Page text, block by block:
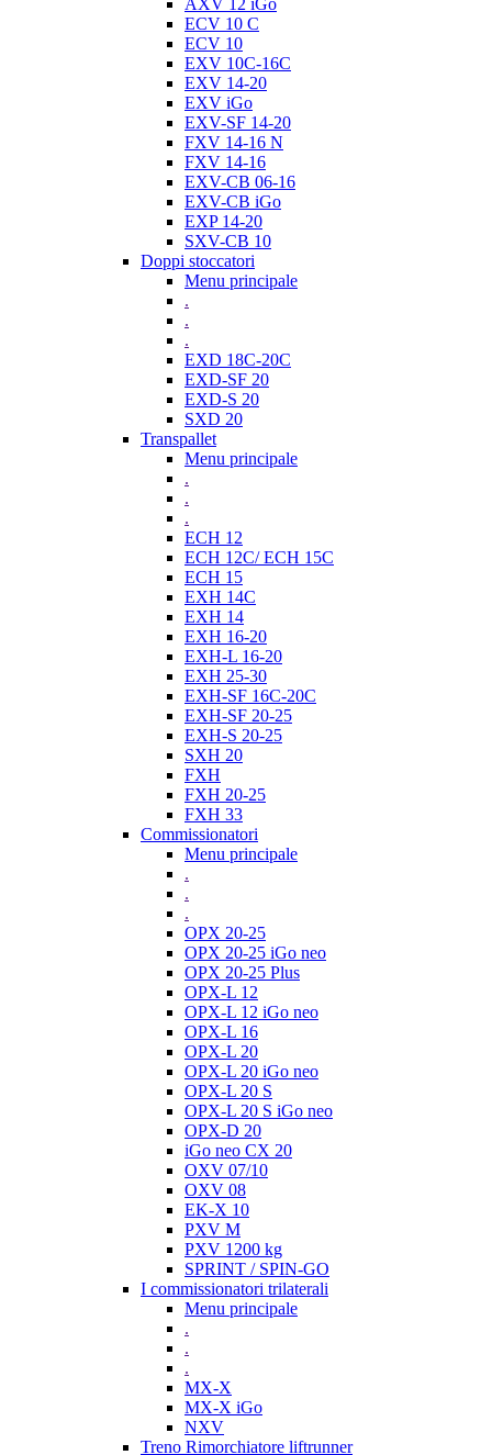
AXV 12 iGo
ECV 10 C
ECV 10
EXV 10C-16C
EXV 14-20
EXV iGo
EXV-SF 14-20
FXV 14-16 N
FXV 14-16
EXV-CB 06-16
EXV-CB iGo
EXP 14-20
SXV-CB 10
Doppi stoccatori
Menu principale
.
.
.
EXD 18C-20C
EXD-SF 20
EXD-S 20
SXD 20
Transpallet
Menu principale
.
.
.
ECH 12
ECH 12C/ ECH 15C
ECH 15
EXH 14C
EXH 14
EXH 16-20
EXH-L 16-20
EXH 25-30
EXH-SF 16C-20C
EXH-SF 20-25
EXH-S 20-25
SXH 20
FXH
FXH 20-25
FXH 33
Commissionatori
Menu principale
.
.
.
OPX 20-25
OPX 20-25 iGo neo
OPX 20-25 Plus
OPX-L 12
OPX-L 12 iGo neo
OPX-L 16
OPX-L 20
OPX-L 20 iGo neo
OPX-L 20 S
OPX-L 20 S iGo neo
OPX-D 20
iGo neo CX 20
OXV 07/10
OXV 08
EK-X 10
PXV M
PXV 1200 kg
SPRINT / SPIN-GO
I commissionatori trilaterali
Menu principale
.
.
.
MX-X
MX-X iGo
NXV
Treno Rimorchiatore liftrunner